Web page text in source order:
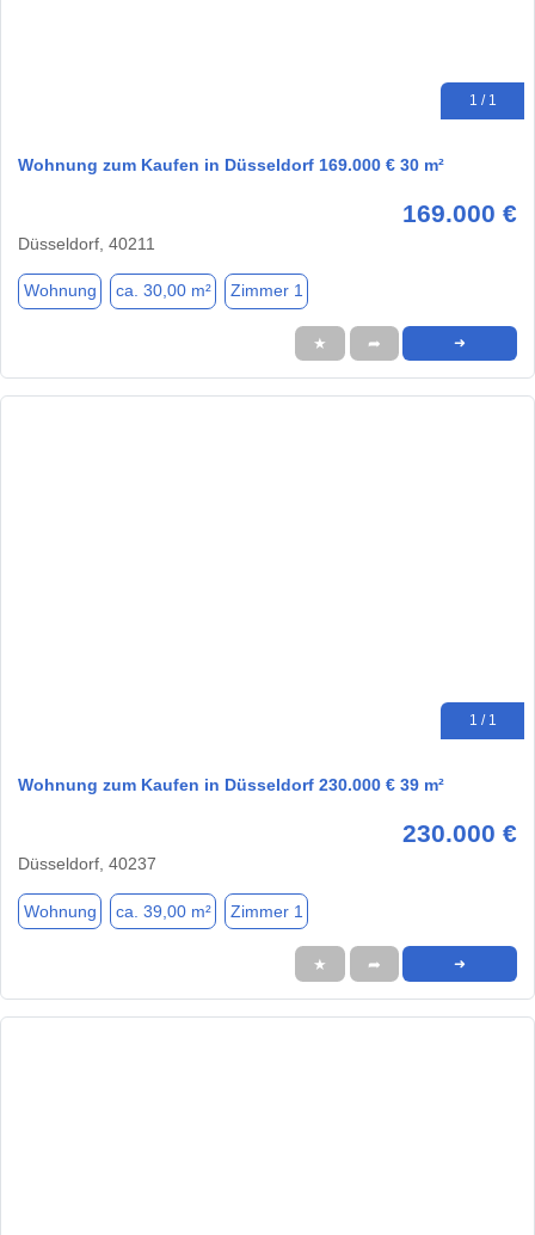
1 / 1
Wohnung zum Kaufen in Düsseldorf 169.000 € 30 m²
169.000 €
Düsseldorf, 40211
Wohnung ca. 30,00 m² Zimmer 1
★ ➦ ➜
1 / 1
Wohnung zum Kaufen in Düsseldorf 230.000 € 39 m²
230.000 €
Düsseldorf, 40237
Wohnung ca. 39,00 m² Zimmer 1
★ ➦ ➜